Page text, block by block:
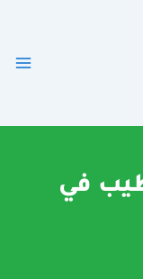
في